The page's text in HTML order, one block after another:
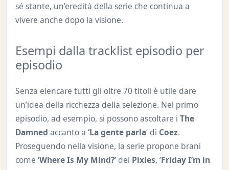
sé stante, un’eredità della serie che continua a
vivere anche dopo la visione.
Esempi dalla tracklist episodio per
episodio
Senza elencare tutti gli oltre 70 titoli è utile dare
un’idea della ricchezza della selezione. Nel primo
episodio, ad esempio, si possono ascoltare i The
Damned accanto a ‘La gente parla‘ di Coez.
Proseguendo nella visione, la serie propone brani
come ‘Where Is My Mind?’dei Pixies, ‘Friday I’m in